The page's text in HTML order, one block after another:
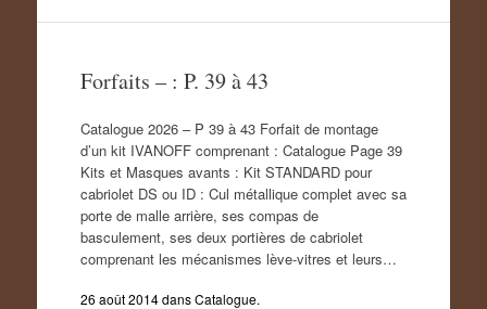
Forfaits – : P. 39 à 43
Catalogue 2026 – P 39 à 43 Forfait de montage
d’un kit IVANOFF comprenant : Catalogue Page 39
Kits et Masques avants : Kit STANDARD pour
cabriolet DS ou ID : Cul métallique complet avec sa
porte de malle arrière, ses compas de
basculement, ses deux portières de cabriolet
comprenant les mécanismes lève-vitres et leurs…
26 août 2014dansCatalogue.